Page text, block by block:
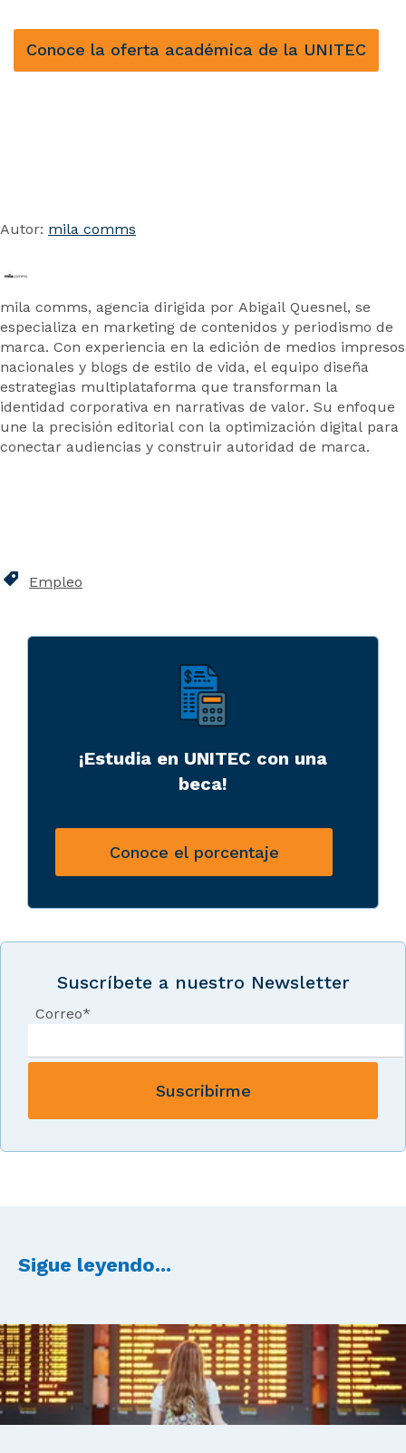
Conoce la oferta académica de la UNITEC
Autor: mila comms
mila comms, agencia dirigida por Abigail Quesnel, se
especializa en marketing de contenidos y periodismo de
marca. Con experiencia en la edición de medios impresos
nacionales y blogs de estilo de vida, el equipo diseña
estrategias multiplataforma que transforman la
identidad corporativa en narrativas de valor. Su enfoque
une la precisión editorial con la optimización digital para
conectar audiencias y construir autoridad de marca.
Empleo
¡Estudia en UNITEC con una
beca!
Conoce el porcentaje
Suscríbete a nuestro Newsletter
Correo*
Sigue leyendo...